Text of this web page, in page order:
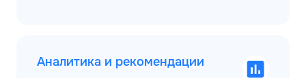
Аналитика и рекомендации